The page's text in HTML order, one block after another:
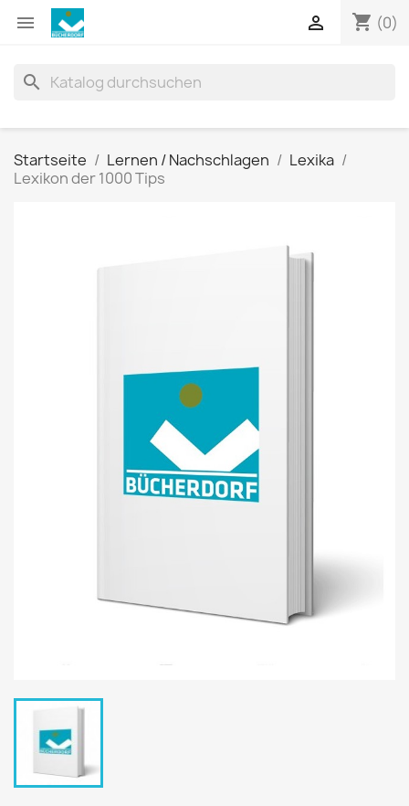
 shopping_cart (0)

search
Startseite Lernen / Nachschlagen
Lexika
Lexikon der 1000 Tips